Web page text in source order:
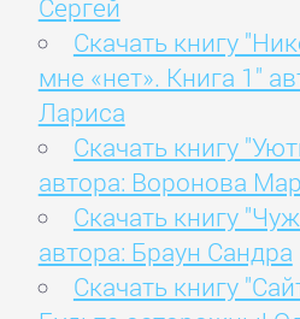
Сергей
Скачать книгу
мне «нет». Книга 1"
Лариса
Скачать книгу
автора: Воронова
Скачать книгу
автора: Браун Сандра
Скачать книгу